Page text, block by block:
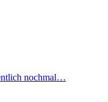
nochmal…